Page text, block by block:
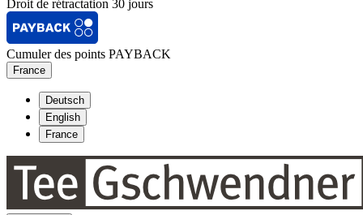
Droit de rétractation 30 jours
Cumuler des points PAYBACK
France
Deutsch
English
France